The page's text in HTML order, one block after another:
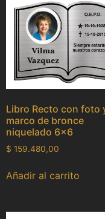
Libro Recto con foto
marco de bronce
niquelado 6×6
$ 159.480,00
Añadir al carrito